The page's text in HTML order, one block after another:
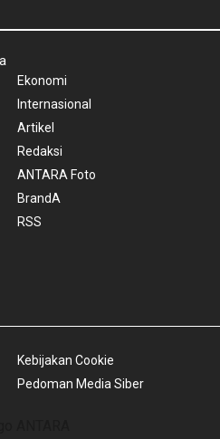
Ekonomi
Internasional
Artikel
Redaksi
ANTARA Foto
BrandA
RSS
Kebijakan Cookie
Pedoman Media Siber